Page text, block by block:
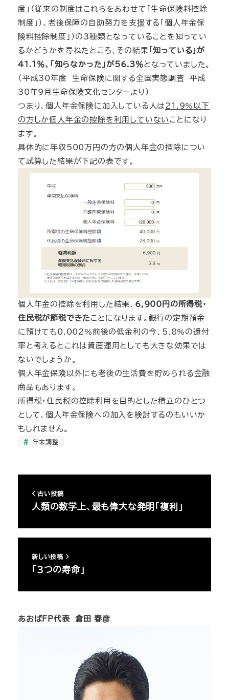
度」（従来の制度はこれらをあわせて「生命保険料控除
制度」）、老後保障の自助努力を支援する「個人年金保
険料控除制度」）の3種類となっていることを知ってい
るかどうかを尋ねたところ、その結果 「知っている」が
41.1％、「知らなかった」が56.3％となっていました。
（平成30年度 生命保険に関する全国実態調査 平成
30年9月生命保険文化センターより）
つまり、個人年金保険に加入している人は 21.9%以下
の方しか個人年金の控除を利用していない ことになり
ます。
具体的に年収500万円の方の個人年金の控除につい
て試算した結果が下記の表です。
個人年金の控除を利用した結果、 6,900円の所得税・
住民税が節税できた ことになります。銀行の定期預金
に預けても0.002%前後の低金利の今、5.8%の還付
率と考えるとこれは資産運用としても大きな効果では
ないでしょうか。
個人年金保険以外にも老後の生活費を貯められる金融
商品もあります。
所得税・住民税の控除利用を目的とした積立のひとつ
として、個人年金保険への加入を検討するのもいいか
もしれません。
年末調整
古い投稿
人類の数学上、最も偉大な発明「複利」
新しい投稿
｢3つの寿命｣
あおばFP代表 倉田 春彦